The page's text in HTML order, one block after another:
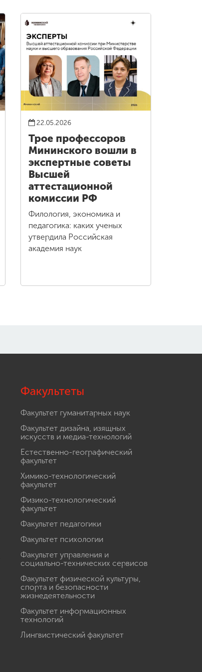
22.05.2026
Трое профессоров
Мининского вошли в
экспертные советы
Высшей
аттестационной
комиссии РФ
Филология, экономика и
педагогика: каких ученых
утвердила Российская
академия наук
Факультеты
Факультет гуманитарных наук
Факультет дизайна, изящных
искусств и медиа-технологий
Естественно-географический
факультет
Химико-технологический
факультет
Физико-технологический
факультет
Факультет педагогики
Факультет психологии
Факультет управления и
социально-технических сервисов
Факультет физической культуры,
спорта и безопасности
жизнедеятельности
Факультет информационных
технологий
Лингвистический факультет